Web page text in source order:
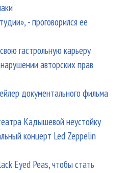
- проговорился ее
гастрольную карьеру
авторских прав
документального фильма
Кадышевой неустойку
концерт Led Zeppelin
Eyed Peas, чтобы стать